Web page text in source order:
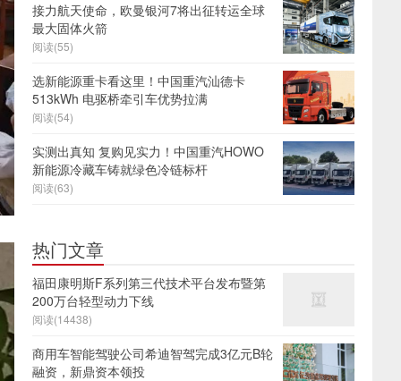
接力航天使命，欧曼银河7将出征转运全球
最大固体火箭
阅读(55)
选新能源重卡看这里！中国重汽汕德卡
513kWh 电驱桥牵引车优势拉满
阅读(54)
实测出真知 复购见实力！中国重汽HOWO
新能源冷藏车铸就绿色冷链标杆
阅读(63)
热门文章
福田康明斯F系列第三代技术平台发布暨第
200万台轻型动力下线
阅读(14438)
商用车智能驾驶公司希迪智驾完成3亿元B轮
融资，新鼎资本领投